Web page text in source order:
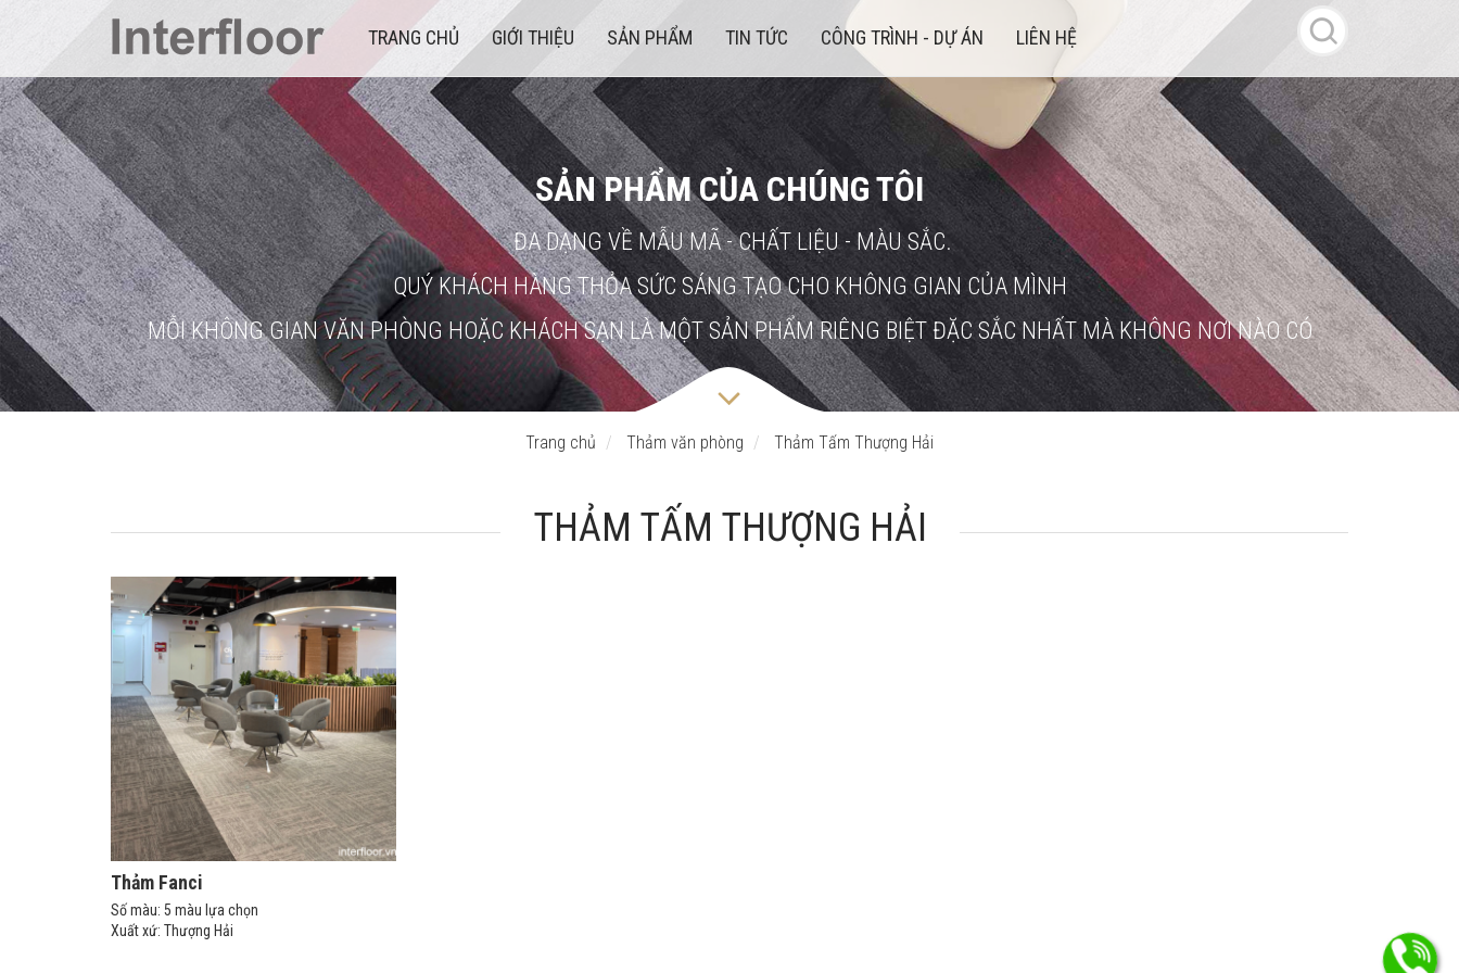
TRANG CHỦ GIỚI THIỆU SẢN PHẨM TIN TỨC CÔNG TRÌNH - DỰ ÁN LIÊN HỆ
SẢN PHẨM CỦA CHÚNG TÔI
ĐA DẠNG VỀ MẪU MÃ - CHẤT LIỆU - MÀU SẮC.
QUÝ KHÁCH HÀNG THỎA SỨC SÁNG TẠO CHO KHÔNG GIAN CỦA MÌNH
MỖI KHÔNG GIAN VĂN PHÒNG HOẶC KHÁCH SẠN LÀ MỘT SẢN PHẨM RIÊNG BIỆT ĐẶC SẮC NHẤT MÀ KHÔNG NƠI NÀO CÓ
Trang chủ Thảm văn phòng Thảm Tấm Thượng Hải
THẢM TẤM THƯỢNG HẢI
Thảm Fanci
Số màu: 5 màu lựa chọn
Xuất xứ: Thượng Hải